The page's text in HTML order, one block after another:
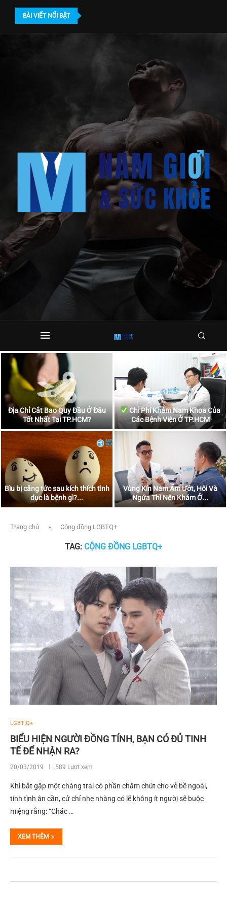
BÀI VIẾT NỔI BẬT
Khám nam khoa ở đâu TPHCM? Địa chỉ... Bác sĩ gần 20
Địa Chỉ Cắt Bao Quy Đầu Ở Đâu
Tốt Nhất Tại TP.HCM?
Chi Phí Khám Nam Khoa Của
Các Bệnh Viện Ở TP.HCM
Bìu bị căng tức sau kích thích tình
dục là bệnh gì?...
Vùng Kín Nam Ẩm Ướt, Hôi Và
Ngứa Thì Nên Khám Ở...
Trang chủ » Cộng đồng LGBTQ+
TAG: CỘNG ĐỒNG LGBTQ+
LGBTIQ+
BIỂU HIỆN NGƯỜI ĐỒNG TÍNH, BẠN CÓ ĐỦ TINH
TẾ ĐỂ NHẬN RA?
20/03/2019 589 Lượt xem
Khi bắt gặp một chàng trai có phần chăm chút cho vẻ bề ngoài,
tính tình ân cần, cử chỉ nhẹ nhàng có lẽ không ít người sẽ buộc
miệng rằng: “Chắc …
XEM THÊM